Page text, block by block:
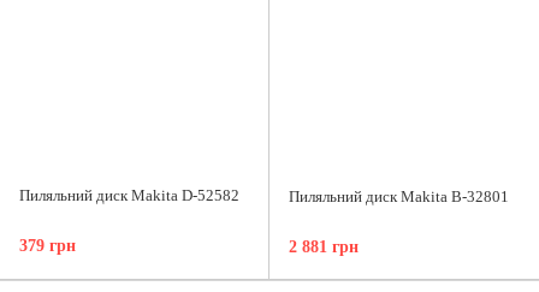
Пиляльний диск Makita D-52582
379 грн
Пиляльний диск Makita B-32801
2 881 грн